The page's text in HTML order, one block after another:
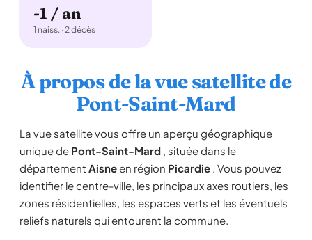
-1 / an
1 naiss. · 2 décès
À propos de la vue satellite de
Pont-Saint-Mard
La vue satellite vous offre un aperçu géographique
unique de Pont-Saint-Mard , située dans le
département Aisneen région Picardie . Vous pouvez
identifier le centre-ville, les principaux axes routiers, les
zones résidentielles, les espaces verts et les éventuels
reliefs naturels qui entourent la commune.